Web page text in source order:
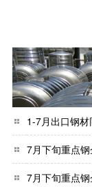
1-7月出口钢
7月下旬重点
7月下旬重点